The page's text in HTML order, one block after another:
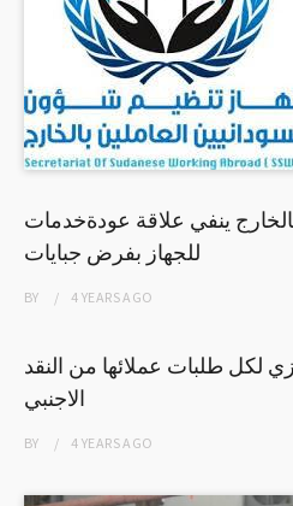
ينفي علاقة عودةخدمات
للجهاز بفرض جبايات
BY 4 YEARSAGO
لكل طلبات عملائها من النقد
الاجنبي
BY 4 YEARSAGO